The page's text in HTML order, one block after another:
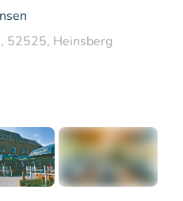
52525, Heinsberg